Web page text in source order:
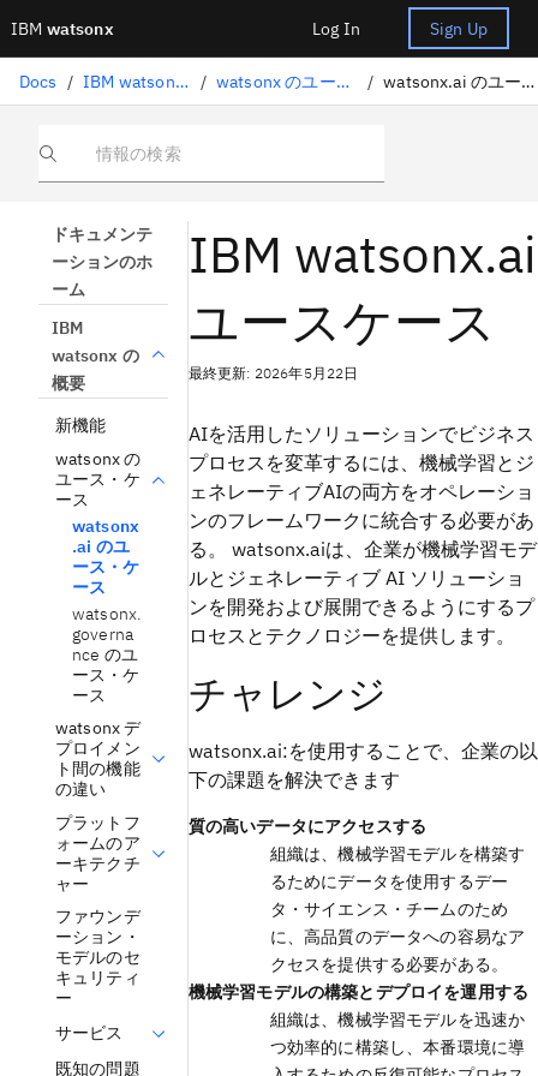
IBM watsonx Log In Sign Up
Docs / IBM watsonx の概要 / watsonx のユース・ケース / watsonx.ai のユース・ケース
情報の検索
ドキュメンテ
ーションのホ
ーム
IBM
watsonx の
概要
新機能
watsonx の
ユース・ケ
ース
watsonx
.ai のユ
ース・ケ
ース
watsonx.
governa
nce のユ
ース・ケ
ース
watsonx デ
プロイメン
ト間の機能
の違い
プラットフ
ォームのア
ーキテクチ
ャー
ファウンデ
ーション・
モデルのセ
キュリティ
ー
サービス
既知の問題
IBM watsonx.ai
ユースケース
最終更新: 2026年5月22日
AIを活用したソリューションでビジネス
プロセスを変革するには、機械学習とジ
ェネレーティブAIの両方をオペレーショ
ンのフレームワークに統合する必要があ
る。 watsonx.aiは、企業が機械学習モデ
ルとジェネレーティブ AI ソリューショ
ンを開発および展開できるようにするプ
ロセスとテクノロジーを提供します。
チャレンジ
watsonx.ai:を使用することで、企業の以
下の課題を解決できます
質の高いデータにアクセスする
組織は、機械学習モデルを構築す
るためにデータを使用するデー
タ・サイエンス・チームのため
に、高品質のデータへの容易なア
クセスを提供する必要がある。
機械学習モデルの構築とデプロイを運用する
組織は、機械学習モデルを迅速か
つ効率的に構築し、本番環境に導